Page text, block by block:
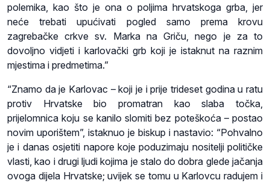
polemika, kao što je ona o poljima hrvatskoga grba, jer
neće trebati upućivati pogled samo prema krovu
zagrebačke crkve sv. Marka na Griču, nego je za to
dovoljno vidjeti i karlovački grb koji je istaknut na raznim
mjestima i predmetima.”
“Znamo da je Karlovac – koji je i prije trideset godina u ratu
protiv Hrvatske bio promatran kao slaba točka,
prijelomnica koju se kanilo slomiti bez poteškoća – postao
novim uporištem”, istaknuo je biskup i nastavio: “Pohvalno
je i danas osjetiti napore koje poduzimaju nositelji političke
vlasti, kao i drugi ljudi kojima je stalo do dobra glede jačanja
ovoga dijela Hrvatske; uvijek se tomu u Karlovcu radujem i